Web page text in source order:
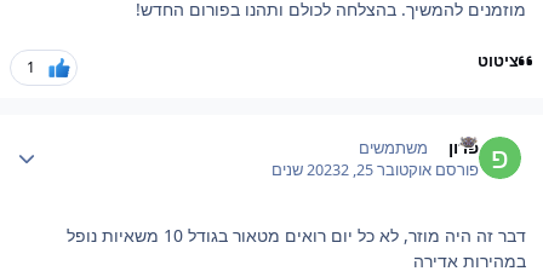
מוזמנים להמשיך. בהצלחה לכולם ותהנו בפורום החדש!
ציטוט 1
פרון משתמשים
פורסםאוקטובר 25, 2023 2 שנים
דבר זה היה מוזר, לא כל יום רואים מטאור בגודל 10 משאיות נופל
במהירות אדירה